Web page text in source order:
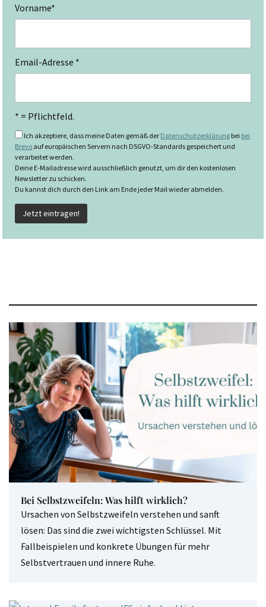
Vorname*
Email-Adresse *
* = Pflichtfeld.
Ich akzeptiere, dass meine Daten gemäß der Datenschutzerklärung bei bei
Brevo auf europäischen Servern nach DSGVO-Standards gespeichert und
verarbeitet werden.
Deine E-Mailadresse wird ausschließlich genutzt, um dir den kostenlosen
Newsletter zu schicken.
Du kannst dich durch den Link am Ende jeder Mail wieder abmelden.
Bei Selbstzweifeln: Was hilft wirklich?
Ursachen von Selbstzweifeln verstehen und sanft
lösen: Das sind die zwei wichtigsten Schlüssel. Mit
Fallbeispielen und konkrete Übungen für mehr
Selbstvertrauen und innere Ruhe.